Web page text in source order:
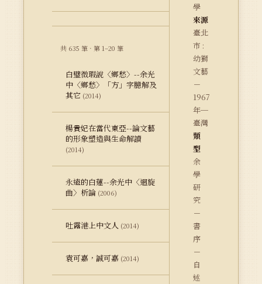
共 635 筆 · 第 1–20 筆
白璧微瑕說〈鄉愁〉--余光
中〈鄉愁〉「方」字臆解及
其它 (2014)
楊貴妃在當代東亞--論文藝
的形象塑造與生命解讀
(2014)
永遠的白蓮--余光中〈迴旋
曲〉析論 (2006)
吐露港上中文人 (2014)
袁可嘉，誠可嘉 (2014)
學
來源
臺北
市 :
幼獅
文藝
－
1967
年─
臺灣
類
型
余
學
研
究
－
書
序
－
自
述